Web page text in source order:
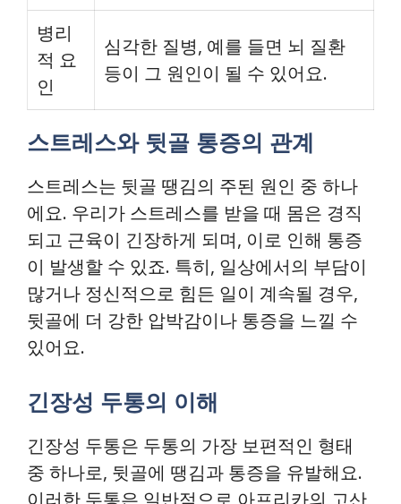
병리
적 요
인
심각한 질병, 예를 들면 뇌 질환
등이 그 원인이 될 수 있어요.
스트레스와 뒷골 통증의 관계
스트레스는 뒷골 땡김의 주된 원인 중 하나
에요. 우리가 스트레스를 받을 때 몸은 경직
되고 근육이 긴장하게 되며, 이로 인해 통증
이 발생할 수 있죠. 특히, 일상에서의 부담이
많거나 정신적으로 힘든 일이 계속될 경우,
뒷골에 더 강한 압박감이나 통증을 느낄 수
있어요.
긴장성 두통의 이해
긴장성 두통은 두통의 가장 보편적인 형태
중 하나로, 뒷골에 땡김과 통증을 유발해요.
이러한 두통은 일반적으로 아프리카의 고산